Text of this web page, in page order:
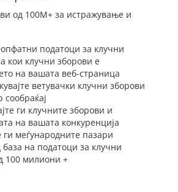
од 100M+ за истражување и
податоци за клучни
кои клучни зборови е
на вашата веб-страница
ветувачки клучни зборови
сообраќај
ги клучните зборови и
на вашата конкуренција
ги меѓународните пазари
на податоци за клучни
100 милиони +